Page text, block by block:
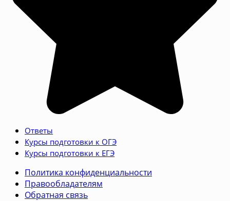
Ответы
Курсы подготовки к ОГЭ
Курсы подготовки к ЕГЭ
Политика конфиденциальности
Правообладателям
Обратная связь